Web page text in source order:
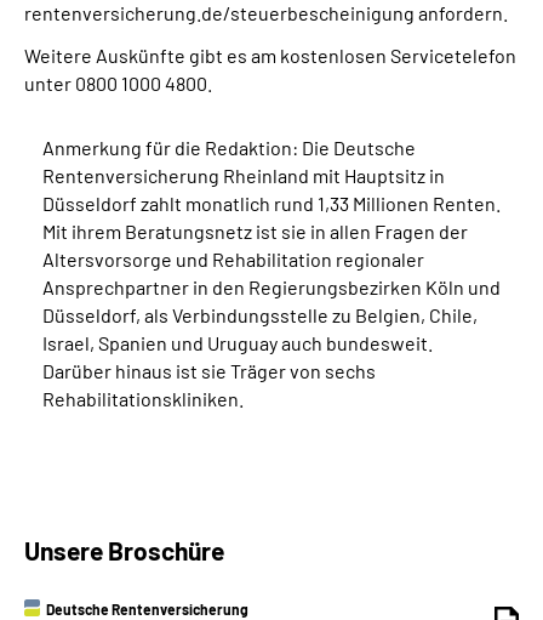
rentenversicherung.de/steuerbescheinigung anfordern.
Weitere Auskünfte gibt es am kostenlosen Servicetelefon
unter 0800 1000 4800.
Anmerkung für die Redaktion: Die Deutsche
Rentenversicherung Rheinland mit Hauptsitz in
Düsseldorf zahlt monatlich rund 1,33 Millionen Renten.
Mit ihrem Beratungsnetz ist sie in allen Fragen der
Altersvorsorge und Rehabilitation regionaler
Ansprechpartner in den Regierungsbezirken Köln und
Düsseldorf, als Verbindungsstelle zu Belgien, Chile,
Israel, Spanien und Uruguay auch bundesweit.
Darüber hinaus ist sie Träger von sechs
Rehabilitationskliniken.
Unsere Broschüre
Deutsche Rentenversicherung